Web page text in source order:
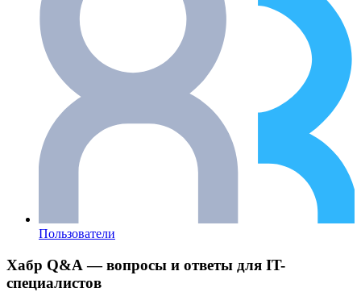
Пользователи
Хабр Q&A — вопросы и ответы для IT-
специалистов